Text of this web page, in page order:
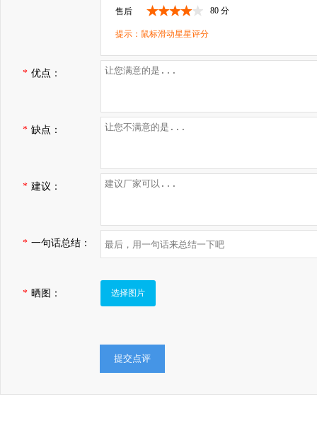
售后
80 分
提示：鼠标滑动星星评分
* 优点：
* 缺点：
* 建议：
* 一句话总结：
* 晒图： 选择图片